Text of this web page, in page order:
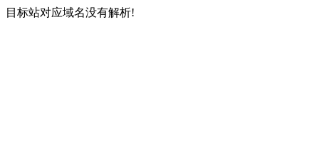
目标站对应域名没有解析!